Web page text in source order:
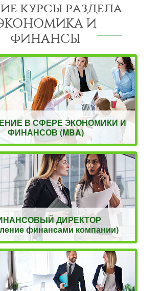
курсы раздела
И
ФИНАНСЫ
В СФЕРЕ ЭКОНОМИКИ И
ФИНАНСОВ (MBA)
ДИРЕКТОР
финансами компании)